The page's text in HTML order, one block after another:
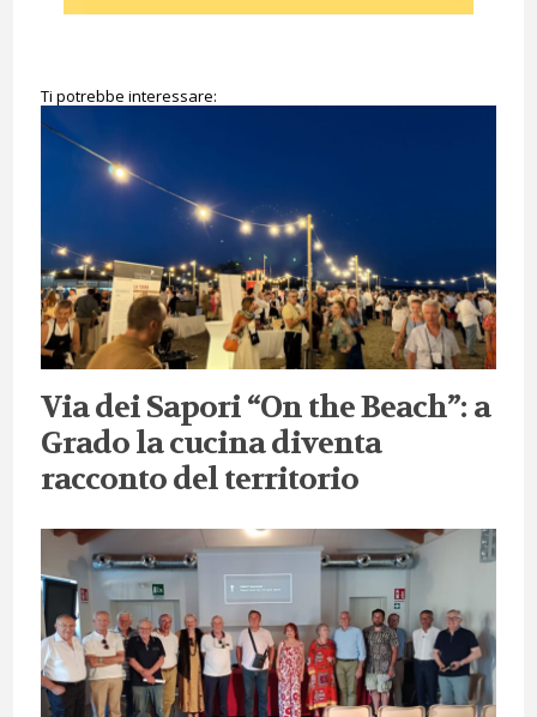
Ti potrebbe interessare:
Via dei Sapori “On the Beach”: a
Grado la cucina diventa
racconto del territorio